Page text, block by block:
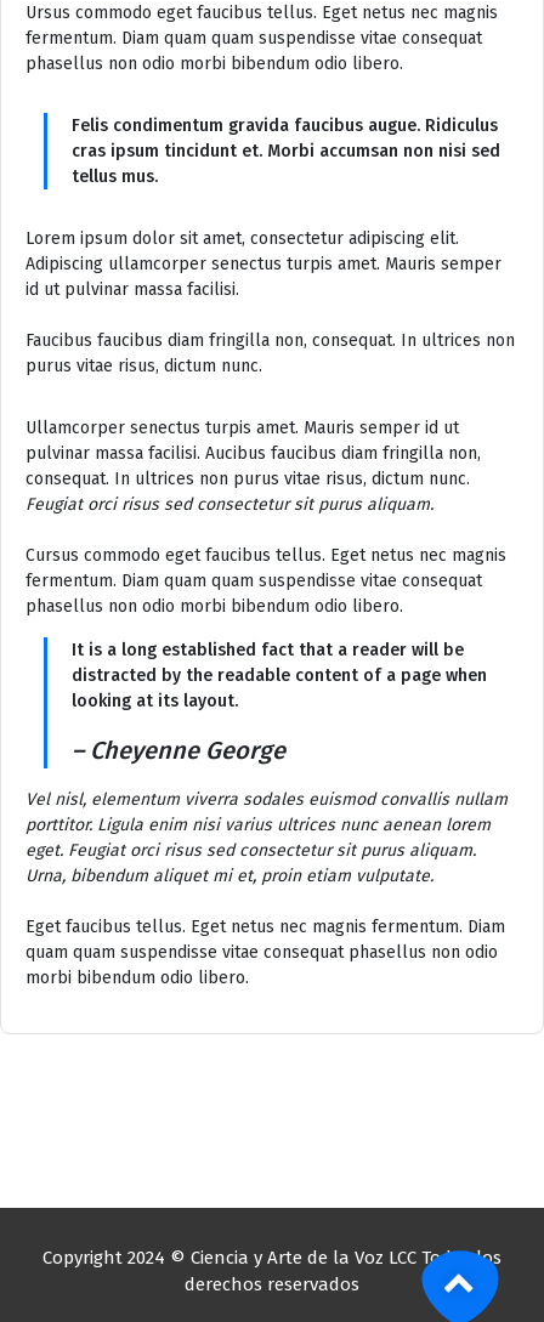
Ursus commodo eget faucibus tellus. Eget netus nec magnis
fermentum. Diam quam quam suspendisse vitae consequat
phasellus non odio morbi bibendum odio libero.
Felis condimentum gravida faucibus augue. Ridiculus
cras ipsum tincidunt et. Morbi accumsan non nisi sed
tellus mus.
Lorem ipsum dolor sit amet, consectetur adipiscing elit.
Adipiscing ullamcorper senectus turpis amet. Mauris semper
id ut pulvinar massa facilisi.
Faucibus faucibus diam fringilla non, consequat. In ultrices non
purus vitae risus, dictum nunc.
Ullamcorper senectus turpis amet. Mauris semper id ut
pulvinar massa facilisi. Aucibus faucibus diam fringilla non,
consequat. In ultrices non purus vitae risus, dictum nunc.
Feugiat orci risus sed consectetur sit purus aliquam.
Cursus commodo eget faucibus tellus. Eget netus nec magnis
fermentum. Diam quam quam suspendisse vitae consequat
phasellus non odio morbi bibendum odio libero.
It is a long established fact that a reader will be
distracted by the readable content of a page when
looking at its layout.
– Cheyenne George
Vel nisl, elementum viverra sodales euismod convallis nullam
porttitor. Ligula enim nisi varius ultrices nunc aenean lorem
eget. Feugiat orci risus sed consectetur sit purus aliquam.
Urna, bibendum aliquet mi et, proin etiam vulputate.
Eget faucibus tellus. Eget netus nec magnis fermentum. Diam
quam quam suspendisse vitae consequat phasellus non odio
morbi bibendum odio libero.
Copyright 2024 © Ciencia y Arte de la Voz LCC Todos los
derechos reservados